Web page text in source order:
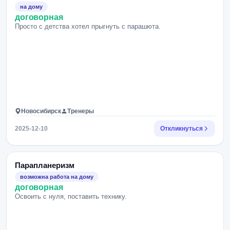
на дому
договорная
Просто с детства хотел прыгнуть с парашюта.
Новосибирск Тренеры
2025-12-10 Откликнуться
Парапланеризм
возможна работа на дому
договорная
Освоить с нуля, поставить технику.